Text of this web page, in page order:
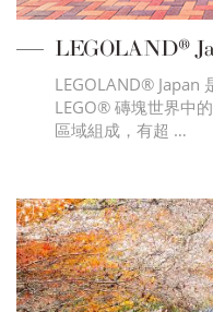
LEGOLAND®
LEGOLAND® Japan
LEGO® 磚塊世界中
區域組成，有超 …